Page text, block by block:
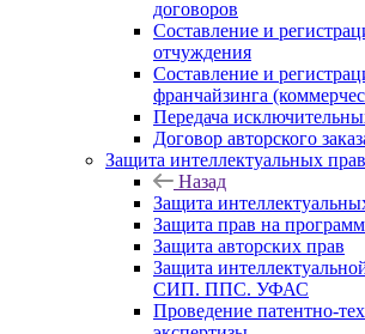
договоров
Составление и
отчуждения
Составление и
франчайзинга
Передача
Договор авторского
Защита интеллектуальных прав
Назад
Защита
Защита прав на
Защита авторских прав
Защита
СИП. ППС. УФАС
Проведение патентно-